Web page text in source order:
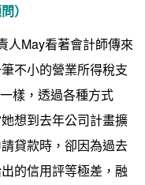
）
人May看著會計師傳來
不小的營業所得稅支
樣，透過各種方式
想到去年公司計畫擴
貸款時，卻因為過去
的信用評等極差，融